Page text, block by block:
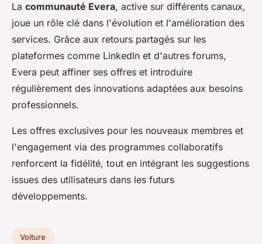
La communauté Evera, active sur différents canaux,
joue un rôle clé dans l'évolution et l'amélioration des
services. Grâce aux retours partagés sur les
plateformes comme LinkedIn et d'autres forums,
Evera peut affiner ses offres et introduire
régulièrement des innovations adaptées aux besoins
professionnels.
Les offres exclusives pour les nouveaux membres et
l'engagement via des programmes collaboratifs
renforcent la fidélité, tout en intégrant les suggestions
issues des utilisateurs dans les futurs
développements.
Voiture